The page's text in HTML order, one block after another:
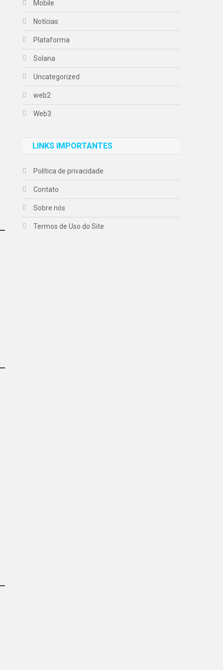
Mobile
Notícias
Plataforma
Solana
Uncategorized
web2
Web3
LINKS IMPORTANTES
Política de privacidade
Contato
Sobre nós
Termos de Uso do Site